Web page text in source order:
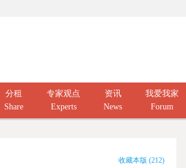
分租
Share
专家观点
Experts
资讯
News
我爱我家
Forum
收藏本版 (212)